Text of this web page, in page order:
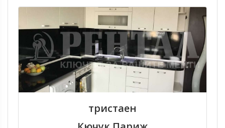
тристаен